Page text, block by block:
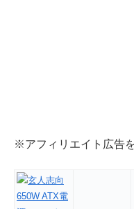
※アフィリエイト広告